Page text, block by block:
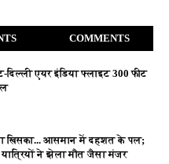
COMMENTS
एयर इंडिया फ्लाइट 300 फीट
खिसका... आसमान में दहशत के पल;
यात्रियों ने झेला मौत जैसा मंजर